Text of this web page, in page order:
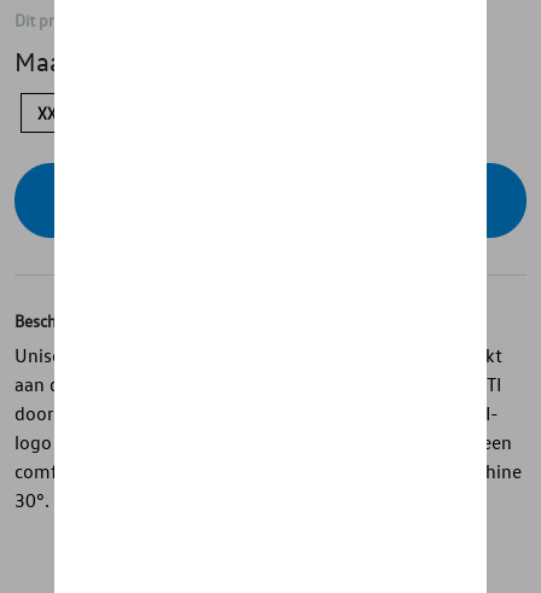
Dit product is momenteel niet op stock
Maat
XXL
Beschrijving
Unisex tshirt uit de GTI Collection met ronde hals, bedrukt
aan de voorkant met een schetsontwerp van de Golf 8 GTI
door Volkswagen’s Head of Design Andi Mindt en wit GTI-
logo op de achterkant. Gemaakt van 100% katoen voor een
comfortabele pasvorm. Onderhoudsinstructies: wasmachine
30°. Niet in de droger.